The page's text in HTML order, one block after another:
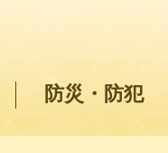
防災・防犯